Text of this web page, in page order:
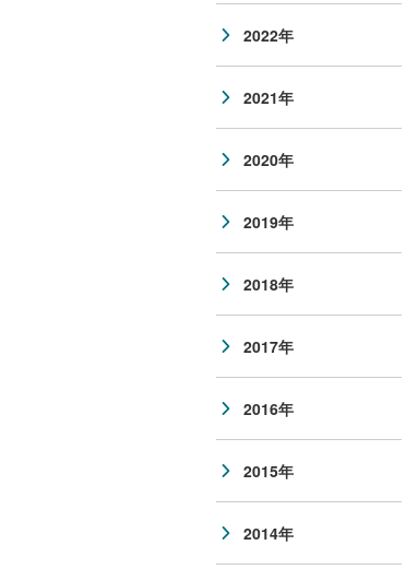
2022年
2021年
2020年
2019年
2018年
2017年
2016年
2015年
2014年